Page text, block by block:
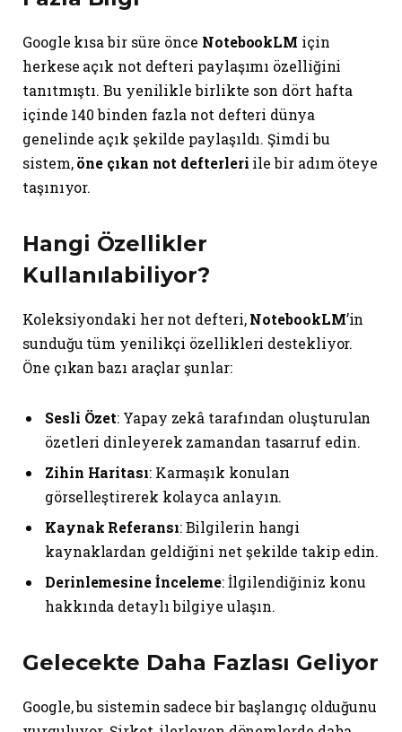
Google kısa bir süre önce NotebookLM için
herkese açık not defteri paylaşımı özelliğini
tanıtmıştı. Bu yenilikle birlikte son dört hafta
içinde 140 binden fazla not defteri dünya
genelinde açık şekilde paylaşıldı. Şimdi bu
sistem,öne çıkan not defterleri ile bir adım öteye
taşınıyor.
Hangi Özellikler
Kullanılabiliyor?
Koleksiyondaki her not defteri,NotebookLM’in
sunduğu tüm yenilikçi özellikleri destekliyor.
Öne çıkan bazı araçlar şunlar:
Sesli Özet: Yapay zekâ tarafından oluşturulan
özetleri dinleyerek zamandan tasarruf edin.
Zihin Haritası: Karmaşık konuları
görselleştirerek kolayca anlayın.
Kaynak Referansı: Bilgilerin hangi
kaynaklardan geldiğini net şekilde takip edin.
Derinlemesine İnceleme: İlgilendiğiniz konu
hakkında detaylı bilgiye ulaşın.
Gelecekte Daha Fazlası Geliyor
Google, bu sistemin sadece bir başlangıç olduğunu